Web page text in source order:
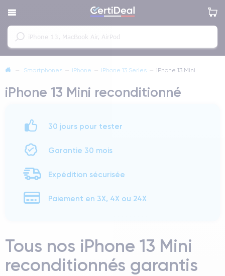
— Smartphones — iPhone — iPhone 13 Series — iPhone 13 Mini
iPhone 13 Mini reconditionné
30 jours pour tester
Garantie 30 mois
Expédition sécurisée
Paiement en 3X, 4X ou 24X
Tous nos iPhone 13 Mini
reconditionnés garantis